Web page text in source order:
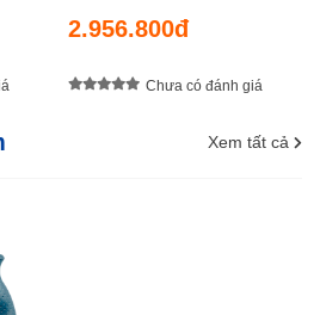
2.956.800đ
Chưa có đánh giá
Xem tất cả